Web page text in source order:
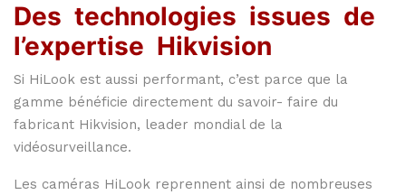
Des technologies issues de
l’expertise Hikvision
Si HiLook est aussi performant, c’est parce que la
gamme bénéficie directement du savoir- faire du
fabricant Hikvision, leader mondial de la
vidéosurveillance.
Les caméras HiLook reprennent ainsi de nombreuses